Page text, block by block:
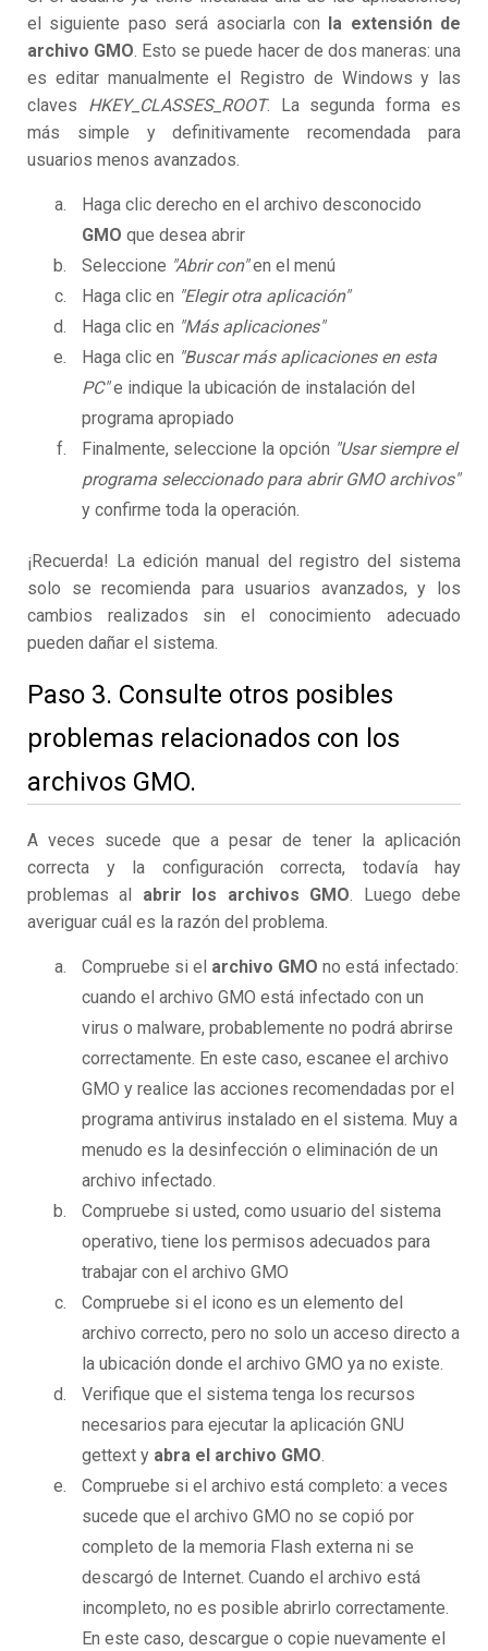
el siguiente paso será asociarla con la extensión de
archivo GMO. Esto se puede hacer de dos maneras: una
es editar manualmente el Registro de Windows y las
claves HKEY_CLASSES_ROOT. La segunda forma es
más simple y definitivamente recomendada para
usuarios menos avanzados.
Haga clic derecho en el archivo desconocido
GMO que desea abrir
Seleccione "Abrir con"en el menú
Haga clic en "Elegir otra aplicación"
Haga clic en "Más aplicaciones"
Haga clic en "Buscar más aplicaciones en esta
PC"e indique la ubicación de instalación del
programa apropiado
Finalmente, seleccione la opción "Usar siempre el
programa seleccionado para abrir GMO archivos"
y confirme toda la operación.
¡Recuerda! La edición manual del registro del sistema
solo se recomienda para usuarios avanzados, y los
cambios realizados sin el conocimiento adecuado
pueden dañar el sistema.
Paso 3. Consulte otros posibles
problemas relacionados con los
archivos GMO.
A veces sucede que a pesar de tener la aplicación
correcta y la configuración correcta, todavía hay
problemas al abrir los archivos GMO. Luego debe
averiguar cuál es la razón del problema.
Compruebe si el archivo GMO no está infectado:
cuando el archivo GMO está infectado con un
virus o malware, probablemente no podrá abrirse
correctamente. En este caso, escanee el archivo
GMO y realice las acciones recomendadas por el
programa antivirus instalado en el sistema. Muy a
menudo es la desinfección o eliminación de un
archivo infectado.
Compruebe si usted, como usuario del sistema
operativo, tiene los permisos adecuados para
trabajar con el archivo GMO
Compruebe si el icono es un elemento del
archivo correcto, pero no solo un acceso directo a
la ubicación donde el archivo GMO ya no existe.
Verifique que el sistema tenga los recursos
necesarios para ejecutar la aplicación GNU
gettext y abra el archivo GMO.
Compruebe si el archivo está completo: a veces
sucede que el archivo GMO no se copió por
completo de la memoria Flash externa ni se
descargó de Internet. Cuando el archivo está
incompleto, no es posible abrirlo correctamente.
En este caso, descargue o copie nuevamente el